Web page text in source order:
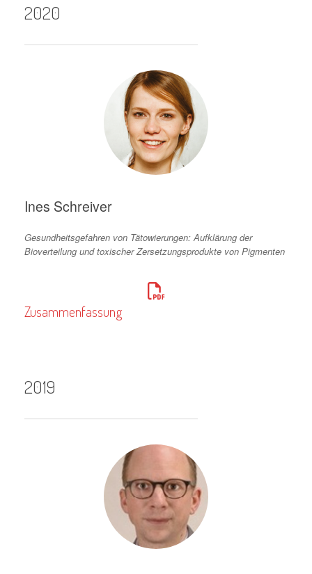
2020
Ines Schreiver
Gesundheitsgefahren von Tätowierungen: Aufklärung der
Bioverteilung und toxischer Zersetzungsprodukte von Pigmenten
Zusammenfassung
2019